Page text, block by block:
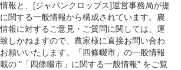
報と、[ジャパンクロップス]運営事務局が提
関する一般情報から構成されています。農
報に対するご意見・ご質問に関しては、運
しかねますので、農家様に直接お問い合わ
願いいたします。「四條畷市」の一般情報
の "「四條畷市」に関する一般情報" をご覧